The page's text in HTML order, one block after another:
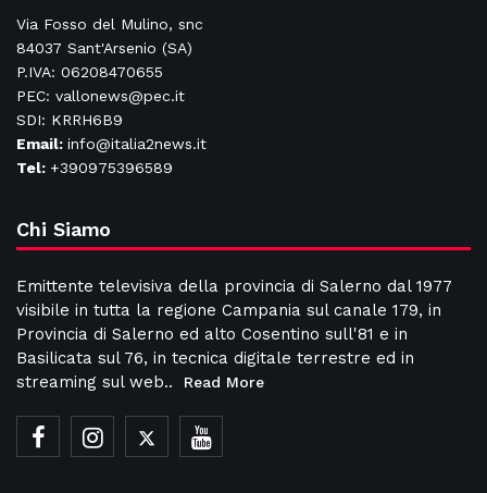
Via Fosso del Mulino, snc
84037 Sant'Arsenio (SA)
P.IVA: 06208470655
PEC: vallonews@pec.it
SDI: KRRH6B9
Email: info@italia2news.it
Tel: +390975396589
Chi Siamo
Emittente televisiva della provincia di Salerno dal 1977
visibile in tutta la regione Campania sul canale 179, in
Provincia di Salerno ed alto Cosentino sull'81 e in
Basilicata sul 76, in tecnica digitale terrestre ed in
streaming sul web..
Read More